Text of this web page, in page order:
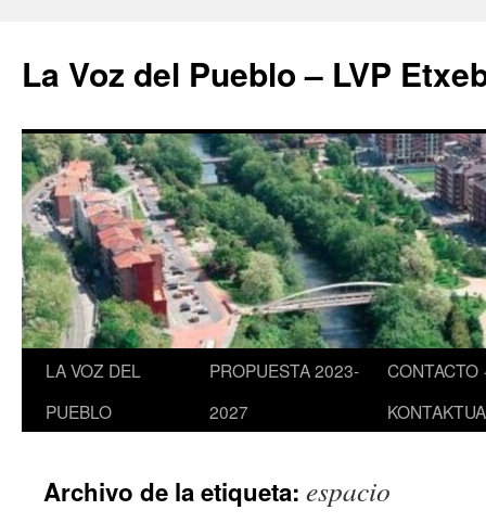
contenido
La Voz del Pueblo – LVP
LA VOZ DEL
PUEBLO
PROPUESTA 2023-
2027
CONTACTO ·
KONTAKTUA
Archivo de la etiqueta: espacio